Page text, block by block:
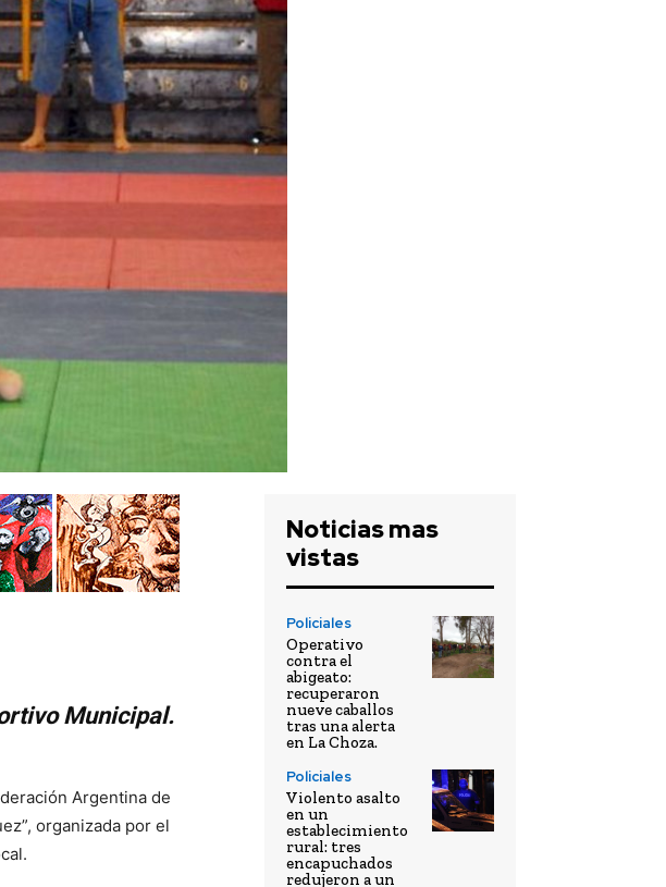
Municipal.
Argentina de
organizada por el
Noticias mas
vistas
Policiales
Operativo
contra el
abigeato:
recuperaron
nueve caballos
tras una alerta
en La Choza.
Policiales
Violento asalto
en un
establecimiento
rural: tres
encapuchados
redujeron a un